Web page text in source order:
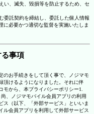
い、滅失、毀損等を防止するため、セ
委託契約を締結し、委託した個人情報
に必要かつ適切な監督を実施いたしま
事項
のお手続きをして頂く事で、ノジマモ
頂けるようになりました。それに伴
モから、本プライバシーポリシー1.
、ノジマモバイル会員アプリの利用
ス（以下、「外部サービス」といいま
ル会員アプリを利用して外部サービス